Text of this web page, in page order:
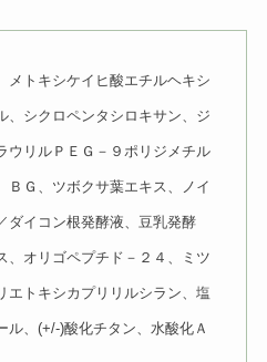
メトキシケイヒ酸エチルヘキシ
、シクロペンタシロキサン、ジ
ウリルＰＥＧ－９ポリジメチル
ＢＧ、ツボクサ葉エキス、ノイ
ダイコン根発酵液、豆乳発酵
、オリゴペプチド－２４、ミツ
エトキシカプリリルシラン、塩
ル、(+/-)酸化チタン、水酸化Ａ